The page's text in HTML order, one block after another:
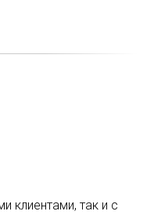
клиентами, так и с